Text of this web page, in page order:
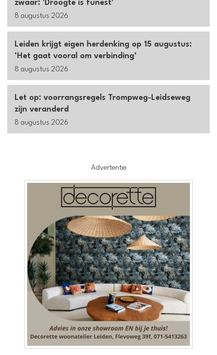
zwaar: 'Droogte is funest'
8 augustus 2026
Leiden krijgt eigen herdenking op 15 augustus:
‘Het gaat vooral om verbinding’
8 augustus 2026
Let op: voorrangsregels Trompweg-Leidseweg
zijn veranderd
8 augustus 2026
Advertentie